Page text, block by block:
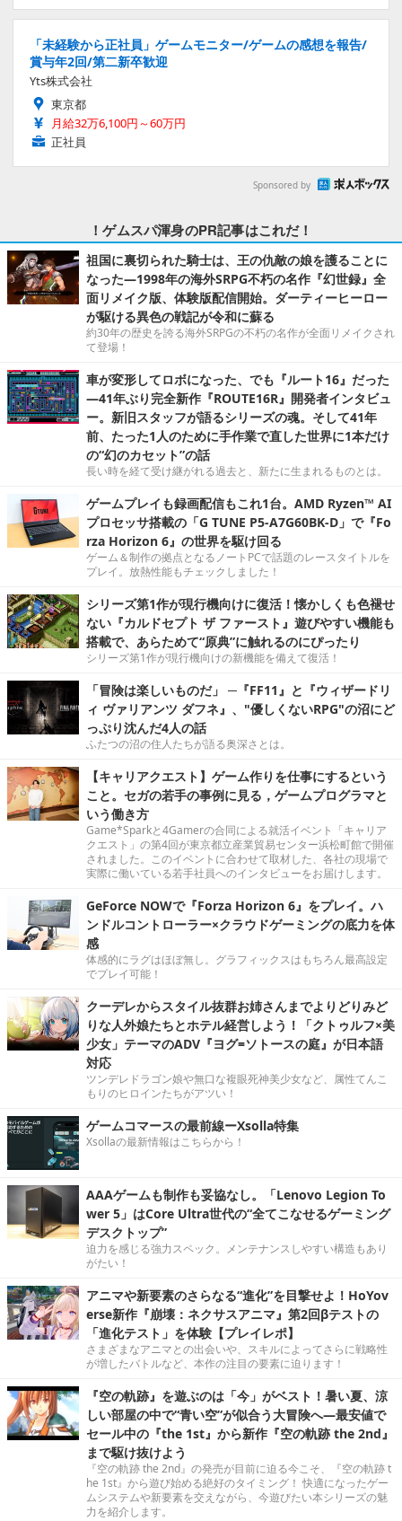
「未経験から正社員」ゲームモニター/ゲームの感想を報告/
賞与年2回/第二新卒歓迎
Yts株式会社
東京都
月給32万6,100円～60万円
正社員
Sponsored by
！ゲムスパ渾身のPR記事はこれだ！
祖国に裏切られた騎士は、王の仇敵の娘を護ることに
なった―1998年の海外SRPG不朽の名作『幻世録』全
面リメイク版、体験版配信開始。ダーティーヒーロー
が駆ける異色の戦記が令和に蘇る
約30年の歴史を誇る海外SRPGの不朽の名作が全面リメイクされ
て登場！
車が変形してロボになった、でも『ルート16』だった
―41年ぶり完全新作『ROUTE16R』開発者インタビュ
ー。新旧スタッフが語るシリーズの魂。そして41年
前、たった1人のために手作業で直した世界に1本だけ
の“幻のカセット”の話
長い時を経て受け継がれる過去と、新たに生まれるものとは。
ゲームプレイも録画配信もこれ1台。AMD Ryzen™ AI
プロセッサ搭載の「G TUNE P5-A7G60BK-D」で『Fo
rza Horizon 6』の世界を駆け回る
ゲーム＆制作の拠点となるノートPCで話題のレースタイトルを
プレイ。放熱性能もチェックしました！
シリーズ第1作が現行機向けに復活！懐かしくも色褪せ
ない『カルドセプト ザ ファースト』遊びやすい機能も
搭載で、あらためて“原典”に触れるのにぴったり
シリーズ第1作が現行機向けの新機能を備えて復活！
「冒険は楽しいものだ」 ─『FF11』と『ウィザードリ
ィ ヴァリアンツ ダフネ』、"優しくないRPG"の沼にど
っぷり沈んだ4人の話
ふたつの沼の住人たちが語る奥深さとは。
【キャリアクエスト】ゲーム作りを仕事にするという
こと。セガの若手の事例に見る，ゲームプログラマと
いう働き方
Game*Sparkと4Gamerの合同による就活イベント「キャリア
クエスト」の第4回が東京都立産業貿易センター浜松町館で開催
されました。このイベントに合わせて取材した、各社の現場で
実際に働いている若手社員へのインタビューをお届けします。
GeForce NOWで『Forza Horizon 6』をプレイ。ハ
ンドルコントローラー×クラウドゲーミングの底力を体
感
体感的にラグはほぼ無し。グラフィックスはもちろん最高設定
でプレイ可能！
クーデレからスタイル抜群お姉さんまでよりどりみど
りな人外娘たちとホテル経営しよう！「クトゥルフ×美
少女」テーマのADV『ヨグ=ソトースの庭』が日本語
対応
ツンデレドラゴン娘や無口な複眼死神美少女など、属性てんこ
もりのヒロインたちがアツい！
ゲームコマースの最前線ーXsolla特集
Xsollaの最新情報はこちらから！
AAAゲームも制作も妥協なし。「Lenovo Legion To
wer 5」はCore Ultra世代の“全てこなせるゲーミング
デスクトップ”
迫力を感じる強力スペック。メンテナンスしやすい構造もあり
がたい！
アニマや新要素のさらなる“進化”を目撃せよ！HoYov
erse新作『崩壊：ネクサスアニマ』第2回βテストの
「進化テスト」を体験【プレイレポ】
さまざまなアニマとの出会いや、スキルによってさらに戦略性
が増したバトルなど、本作の注目の要素に迫ります！
『空の軌跡』を遊ぶのは「今」がベスト！暑い夏、涼
しい部屋の中で“青い空”が似合う大冒険へ―最安値で
セール中の『the 1st』から新作『空の軌跡 the 2nd』
まで駆け抜けよう
『空の軌跡 the 2nd』の発売が目前に迫る今こそ、『空の軌跡 t
he 1st』から遊び始める絶好のタイミング！ 快適になったゲー
ムシステムや新要素を交えながら、今遊びたい本シリーズの魅
力を紹介します。